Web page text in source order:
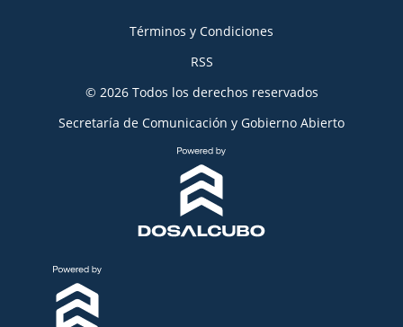
Términos y Condiciones
RSS
© 2026 Todos los derechos reservados
Secretaría de Comunicación y Gobierno Abierto